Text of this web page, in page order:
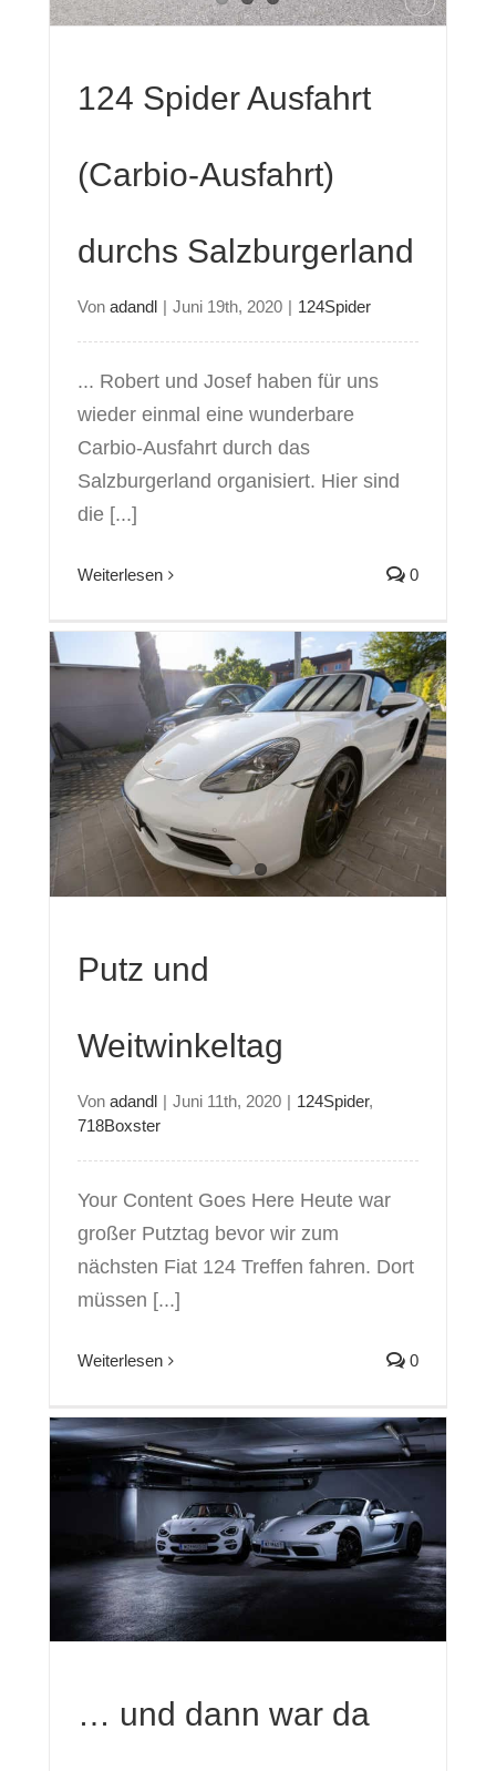
124 Spider Ausfahrt
(Carbio-Ausfahrt)
durchs Salzburgerland
Von adandl | Juni 19th, 2020 | 124Spider
... Robert und Josef haben für uns
wieder einmal eine wunderbare
Carbio-Ausfahrt durch das
Salzburgerland organisiert. Hier sind
die [...]
Weiterlesen 0
Putz und
Weitwinkeltag
Von adandl | Juni 11th, 2020 | 124Spider,
718Boxster
Your Content Goes Here Heute war
großer Putztag bevor wir zum
nächsten Fiat 124 Treffen fahren. Dort
müssen [...]
Weiterlesen 0
… und dann war da